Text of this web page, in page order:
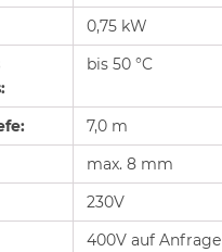
0,75 kW
bis 50 °C
7,0 m
max. 8 mm
230V
400V auf Anfrage